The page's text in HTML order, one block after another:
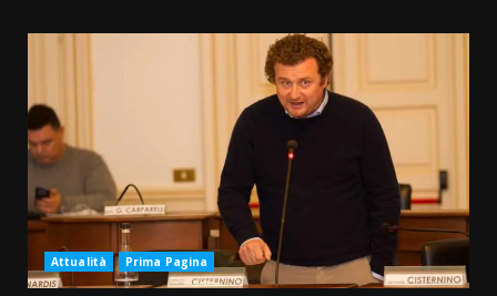
Attualità Prima Pagina